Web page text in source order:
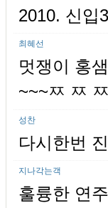
2010. 신입
최혜선
멋쟁이 홍
~~~ㅉ ㅉ ㅉ
성찬
다시한번
지나각는객
훌륭한 연